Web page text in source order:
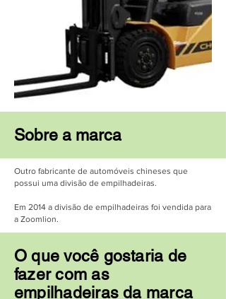
Sobre a marca
Outro fabricante de automóveis chineses que
possui uma divisão de empilhadeiras.
Em 2014 a divisão de empilhadeiras foi vendida para
a Zoomlion.
O que você gostaria de
fazer com as
empilhadeiras da marca